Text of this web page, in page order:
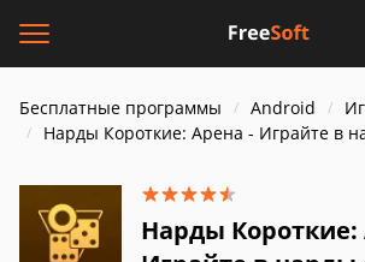
Бесплатные программы Android
Нарды Короткие: Арена - Играйте в
Нарды Короткие: